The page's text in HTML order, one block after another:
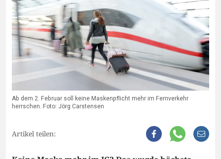
Ab dem 2. Februar soll keine Maskenpflicht mehr im Fernverkehr
herrschen. Foto: Jörg Carstensen
Artikel teilen: